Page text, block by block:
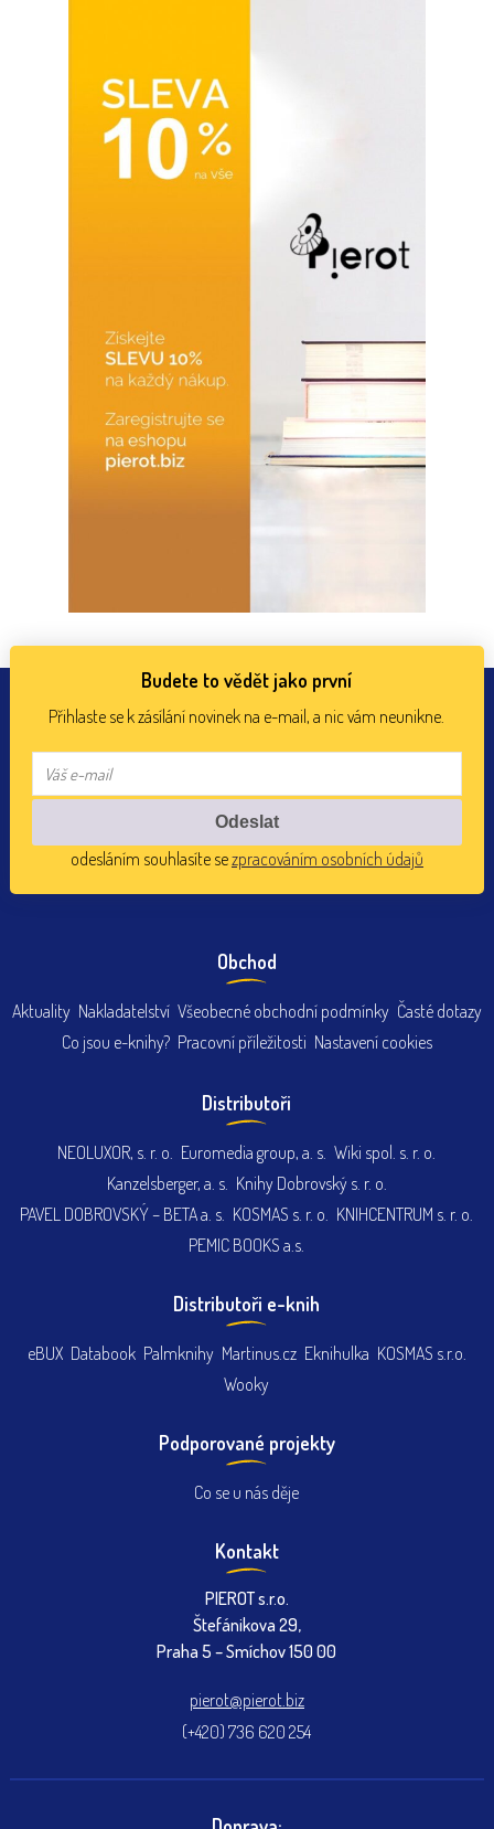
Budete to vědět jako první
Přihlaste se k zásílání novinek na e-mail, a nic vám neunikne.
odesláním souhlasíte sezpracováním osobních údajů
Obchod
Aktuality Nakladatelství Všeobecné obchodní podmínky Časté dotazy
Co jsou e-knihy? Pracovní příležitosti Nastavení cookies
Distributoři
NEOLUXOR, s. r. o. Euromedia group, a. s. Wiki spol. s. r. o.
Kanzelsberger, a. s. Knihy Dobrovský s. r. o.
PAVEL DOBROVSKÝ – BETA a. s. KOSMAS s. r. o. KNIHCENTRUM s. r. o.
PEMIC BOOKS a.s.
Distributoři e-knih
eBUX Databook Palmknihy Martinus.cz Eknihulka KOSMAS s.r.o.
Wooky
Podporované projekty
Co se u nás děje
Kontakt
PIEROT s.r.o.
Štefánikova 29,
Praha 5 – Smíchov 150 00
pierot@pierot.biz
(+420) 736 620 254